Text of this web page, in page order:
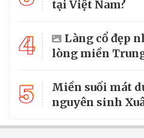
tại Việt Nam?
4
Làng cổ đẹp
lòng miền
5
Miền suối mát
nguyên sinh